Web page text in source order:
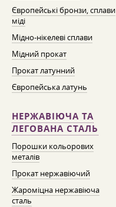
Європейські бронзи, сплави
міді
Мідно-нікелеві сплави
Мідний прокат
Прокат латунний
Європейська латунь
НЕРЖАВІЮЧА ТА
ЛЕГОВАНА СТАЛЬ
Порошки кольорових
металів
Прокат нержавіючий
Жароміцна нержавіюча
сталь